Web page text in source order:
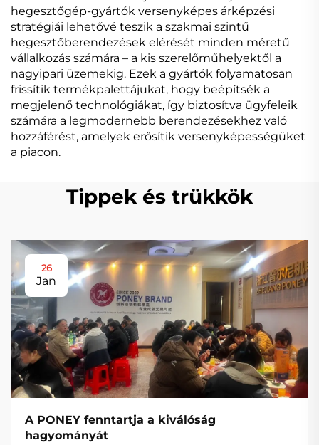
hegesztőgép-gyártók versenyképes árképzési
stratégiái lehetővé teszik a szakmai szintű
hegesztőberendezések elérését minden méretű
vállalkozás számára – a kis szerelőműhelyektől a
nagyipari üzemekig. Ezek a gyártók folyamatosan
frissítik termékpalettájukat, hogy beépítsék a
megjelenő technológiákat, így biztosítva ügyfeleik
számára a legmodernebb berendezésekhez való
hozzáférést, amelyek erősítik versenyképességüket
a piacon.
Tippek és trükkök
26
Jan
A PONEY fenntartja a kiválóság
hagyományát